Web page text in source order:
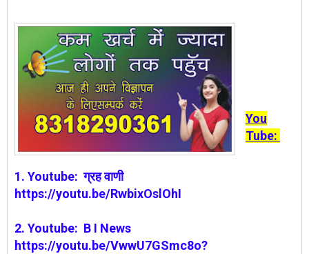
You
Tube:
1. Youtube:ग्रह वाणी
https://youtu.be/RwbixOslOhI
2. Youtube: B I News
https://youtu.be/VwwU7GSmc8o?